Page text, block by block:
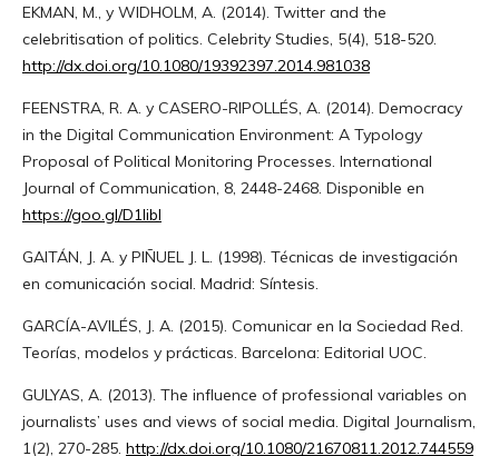
EKMAN, M., y WIDHOLM, A. (2014). Twitter and the
celebritisation of politics. Celebrity Studies, 5(4), 518-520.
http://dx.doi.org/10.1080/19392397.2014.981038
FEENSTRA, R. A. y CASERO-RIPOLLÉS, A. (2014). Democracy
in the Digital Communication Environment: A Typology
Proposal of Political Monitoring Processes. International
Journal of Communication, 8, 2448-2468. Disponible en
https://goo.gl/D1Iibl
GAITÁN, J. A. y PIÑUEL J. L. (1998). Técnicas de investigación
en comunicación social. Madrid: Síntesis.
GARCÍA-AVILÉS, J. A. (2015). Comunicar en la Sociedad Red.
Teorías, modelos y prácticas. Barcelona: Editorial UOC.
GULYAS, A. (2013). The influence of professional variables on
journalists’ uses and views of social media. Digital Journalism,
1(2), 270-285. http://dx.doi.org/10.1080/21670811.2012.744559